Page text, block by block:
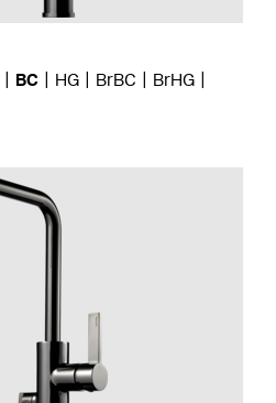
BC HG BrBC
BrHG